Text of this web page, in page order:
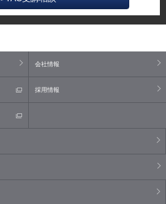
会社情報
採用情報